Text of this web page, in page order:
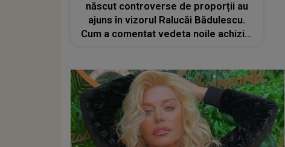
născut controverse de proporții au
ajuns în vizorul Ralucăi Bădulescu.
Cum a comentat vedeta noile achiziții